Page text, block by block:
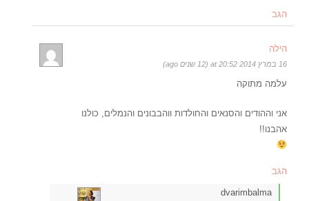
הגב
הילה
16 במרץ 2014 at 20:52 (12 שנים ago)
עלמה מתוקה
אני וההודים והסנאים והחולדות ווהבבונים והנמלים, כולנו
אהבנו!!
הגב
dvarimbalma